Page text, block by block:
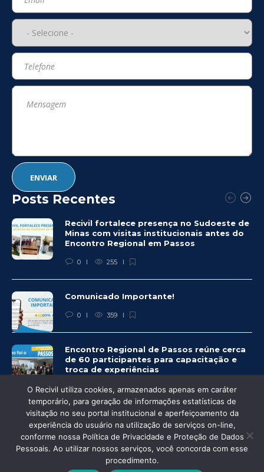
Posts Recentes
Recivil fortalece presença no Sudoeste de
Minas com visitas institucionais antes do
Encontro Regional em Passos
0 255
Comunicado Importante!
0 359
Encontro Regional de Passos reúne cerca
de 60 participantes para capacitação e
troca de experiências
0 333
© Recivil 2020 – Todos os direitos reservados.
O Recivil utiliza cookies, armazenados apenas em caráter
temporário, para geração de informações estatísticas de
visitação no seu portal institucional e aperfeiçoamento da
experiência do usuário na utilização de serviços on-line,
conforme nossa Política de Privacidade e Proteção de Dados
Pessoais. Ao utilizar nossos serviços, você concorda com esse
procedimento.